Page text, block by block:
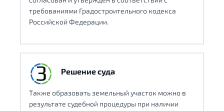
требованиями Градостроительного кодекса
Российской Федерации.
Решение суда
Также образовать земельный участок можно в
результате судебной процедуры при наличии